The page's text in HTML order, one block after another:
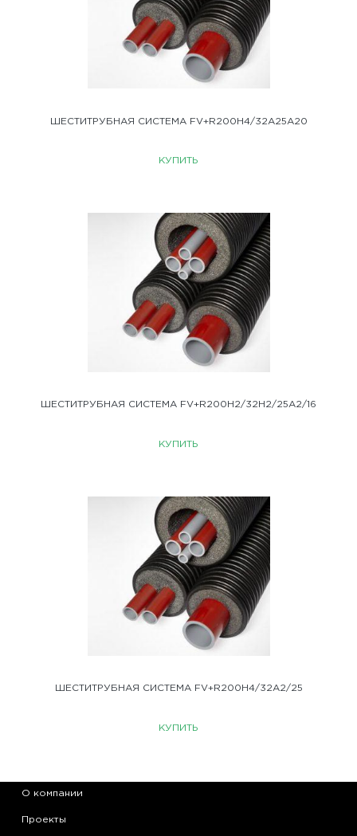
ШЕСТИТРУБНАЯ СИСТЕМА FV+R200H4/32A25A20
КУПИТЬ
ШЕСТИТРУБНАЯ СИСТЕМА FV+R200H2/32H2/25A2/16
КУПИТЬ
ШЕСТИТРУБНАЯ СИСТЕМА FV+R200H4/32A2/25
КУПИТЬ
О компании
Проекты